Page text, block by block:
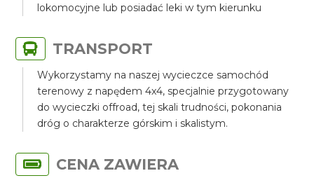
lokomocyjne lub posiadać leki w tym kierunku
TRANSPORT
Wykorzystamy na naszej wycieczce samochód
terenowy z napędem 4x4, specjalnie przygotowany
do wycieczki offroad, tej skali trudności, pokonania
dróg o charakterze górskim i skalistym.
CENA ZAWIERA